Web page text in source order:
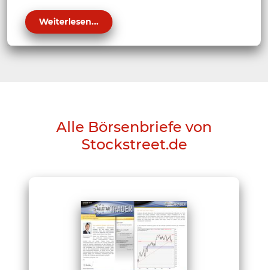
Weiterlesen...
Alle Börsenbriefe von
Stockstreet.de